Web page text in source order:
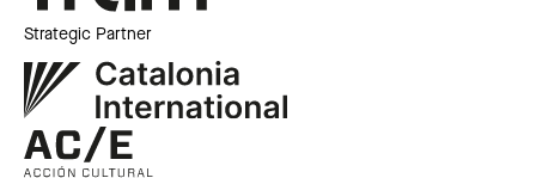
Strategic Partner